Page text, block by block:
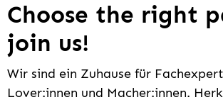
Choose the right
join us!
Wir sind ein Zuhause für
Lover:innen und Macher:innen.